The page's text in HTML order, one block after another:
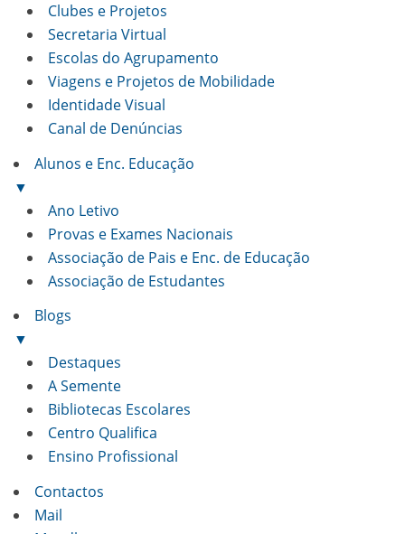
Clubes e Projetos
Secretaria Virtual
Escolas do Agrupamento
Viagens e Projetos de Mobilidade
Identidade Visual
Canal de Denúncias
Alunos e Enc. Educação
▼
Ano Letivo
Provas e Exames Nacionais
Associação de Pais e Enc. de Educação
Associação de Estudantes
Blogs
▼
Destaques
A Semente
Bibliotecas Escolares
Centro Qualifica
Ensino Profissional
Contactos
Mail